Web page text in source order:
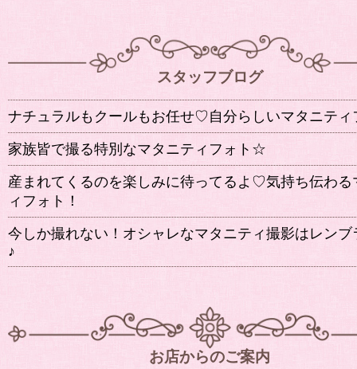
スタッフブログ
ナチュラルもクールもお任せ♡自分らしいマタニティ
家族皆で撮る特別なマタニティフォト☆
産まれてくるのを楽しみに待ってるよ♡気持ち伝わる
ィフォト！
今しか撮れない！オシャレなマタニティ撮影はレンブ
♪
お店からのご案内